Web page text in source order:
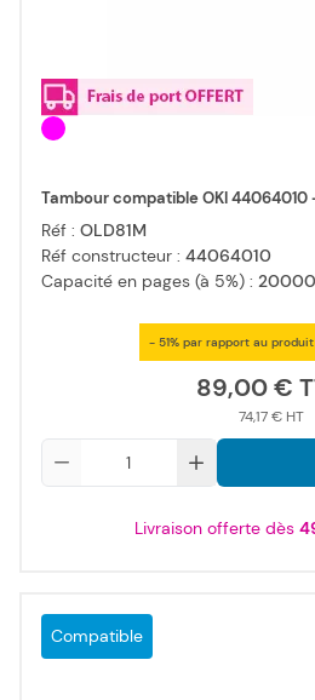
Tambour compatible OKI 44064010
Réf : OLD81M
Réf constructeur : 44064010
Capacité en pages (à 5%) : 20000
- 51% par rapport au
89,00 €
74,17 €
Livraison offerte dès
Compatible